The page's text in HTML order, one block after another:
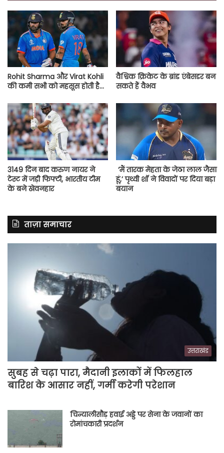
Rohit Sharma और Virat Kohli
की कमी सभी को महसूस होती है…
वैश्विक क्रिकेट के ब्रांड एंबेसडर बन
सकते हैं वैभव
3149 दिन बाद करुण नायर ने
टेस्ट में जड़ी फिफ्टी, भारतीय टीम
के बने खेवनहार
‘मैं तारक मेहता के जेठा लाल जैसा
हूं,’ पृथ्वी शॉ ने विवादों पर दिया बड़ा
बयान
ताज़ा समाचार
उत्तराखंड
सुबह से चढ़ा पारा, मैदानी इलाकों में फिलहाल
बारिश के आसार नहीं, गर्मी करेगी परेशान
चिन्यालीसौड़ हवाई अड्डे पर सेना के जवानों का
रोमांचकारी प्रदर्शन